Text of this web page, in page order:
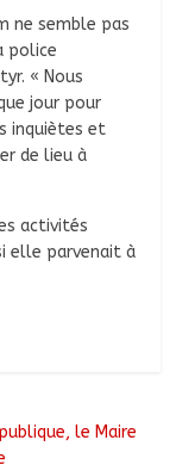
ne semble pas
police
« Nous
jour pour
inquiètes et
de lieu à
activités
elle parvenait à
le Maire